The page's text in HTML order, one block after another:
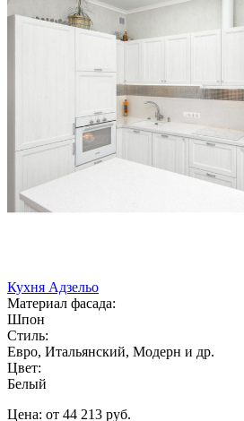
Кухня Адзельо
Материал фасада:
Шпон
Стиль:
Евро, Итальянский, Модерн и др.
Цвет:
Белый
Цена: от 44 213 руб.